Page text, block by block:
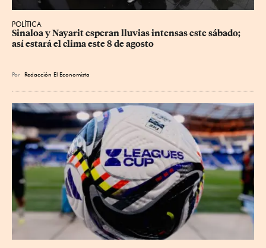
POLÍTICA
Sinaloa y Nayarit esperan lluvias intensas este sábado;
así estará el clima este 8 de agosto
Por Redacción El Economista